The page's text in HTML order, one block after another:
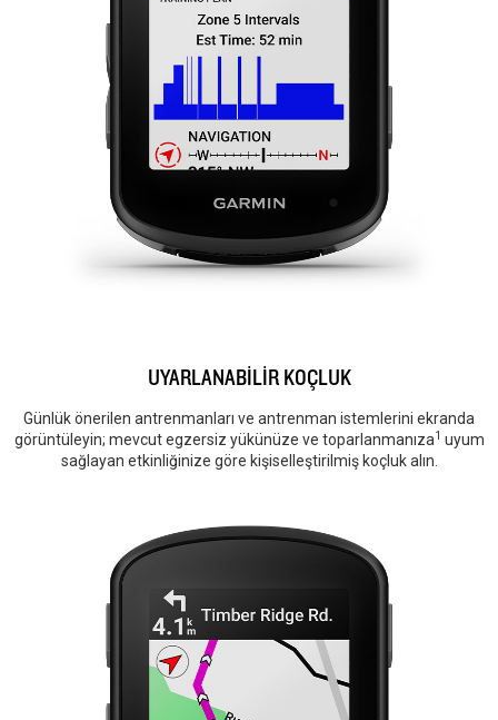
UYARLANABİLİR KOÇLUK
Günlük önerilen antrenmanları ve antrenman istemlerini ekranda
görüntüleyin; mevcut egzersiz yükünüze ve toparlanmanıza1 uyum
sağlayan etkinliğinize göre kişiselleştirilmiş koçluk alın.